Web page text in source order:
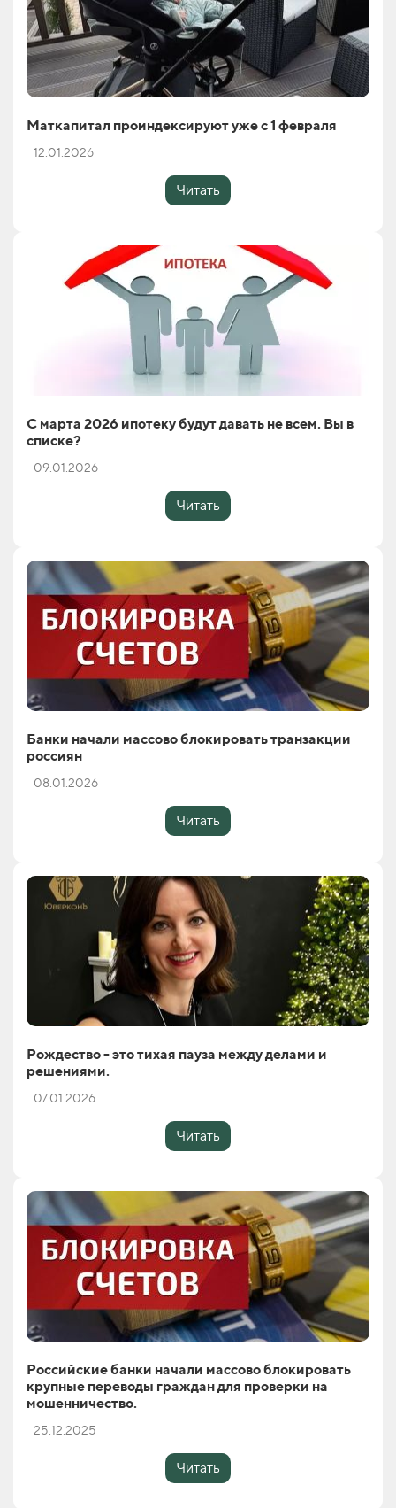
Маткапитал проиндексируют уже с 1 февраля
12.01.2026
Читать
С марта 2026 ипотеку будут давать не всем. Вы в
списке?
09.01.2026
Читать
Банки начали массово блокировать транзакции
россиян
08.01.2026
Читать
Рождество - это тихая пауза между делами и
решениями.
07.01.2026
Читать
Российские банки начали массово блокировать
крупные переводы граждан для проверки на
мошенничество.
25.12.2025
Читать